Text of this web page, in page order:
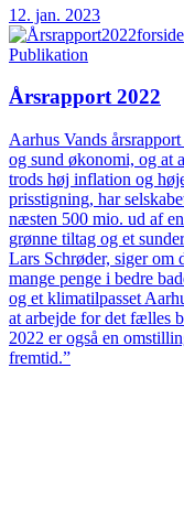
12. jan. 2023
Publikation
Årsrapport 2022
Aarhus Vands
og sund økonomi, og at
trods høj inflation og
prisstigning, har
næsten 500 mio. ud af
grønne tiltag og et
Lars Schrøder, siger om
mange penge i bedre
og et klimatilpasset
at arbejde for det fælles
2022 er også en
fremtid.”